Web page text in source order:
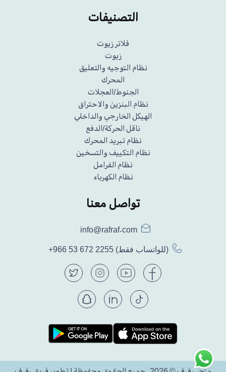
التصنيفات
فلاتر زيوت
زيوت
نظام التوجيه والتعليق
المحرك
الجنوط/العجلات
نظام البنزين والاحتراق
الهيكل الخارجي والداخلي
ناقل الحركة/الدفع
نظام تبريد المحرك
نظام التكييف والتسخين
نظام الفرامل
نظام الكهرباء
تواصل معنا
info@rafraf.com
+966 53 672 2255 (للواتساب فقط)